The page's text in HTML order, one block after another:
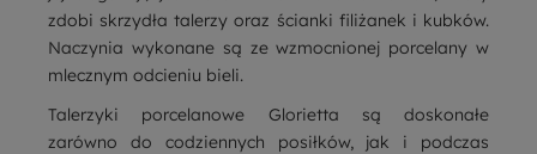
zdobi skrzydła talerzy oraz ścianki filiżanek i kubków.
Naczynia wykonane są ze wzmocnionej porcelany w
mlecznym odcieniu bieli.
Talerzyki porcelanowe Glorietta są doskonałe
zarówno do codziennych posiłków, jak i podczas